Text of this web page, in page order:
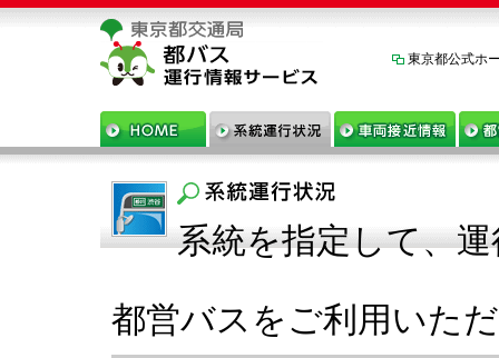
東京都公式ホ
系統を指定して、
都営バスをご利用いた